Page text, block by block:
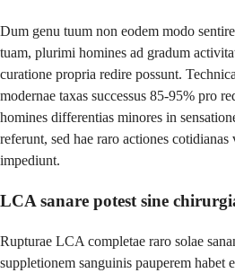
Dum genu tuum non eodem modo
tuam, plurimi homines ad gradum
curatione propria redire possunt.
modernae taxas successus 85-95% pro
homines differentias minores in
referunt, sed hae raro actiones
impediunt.
LCA sanare potest sine
Rupturae LCA completae raro solae
suppletionem sanguinis pauperem habet